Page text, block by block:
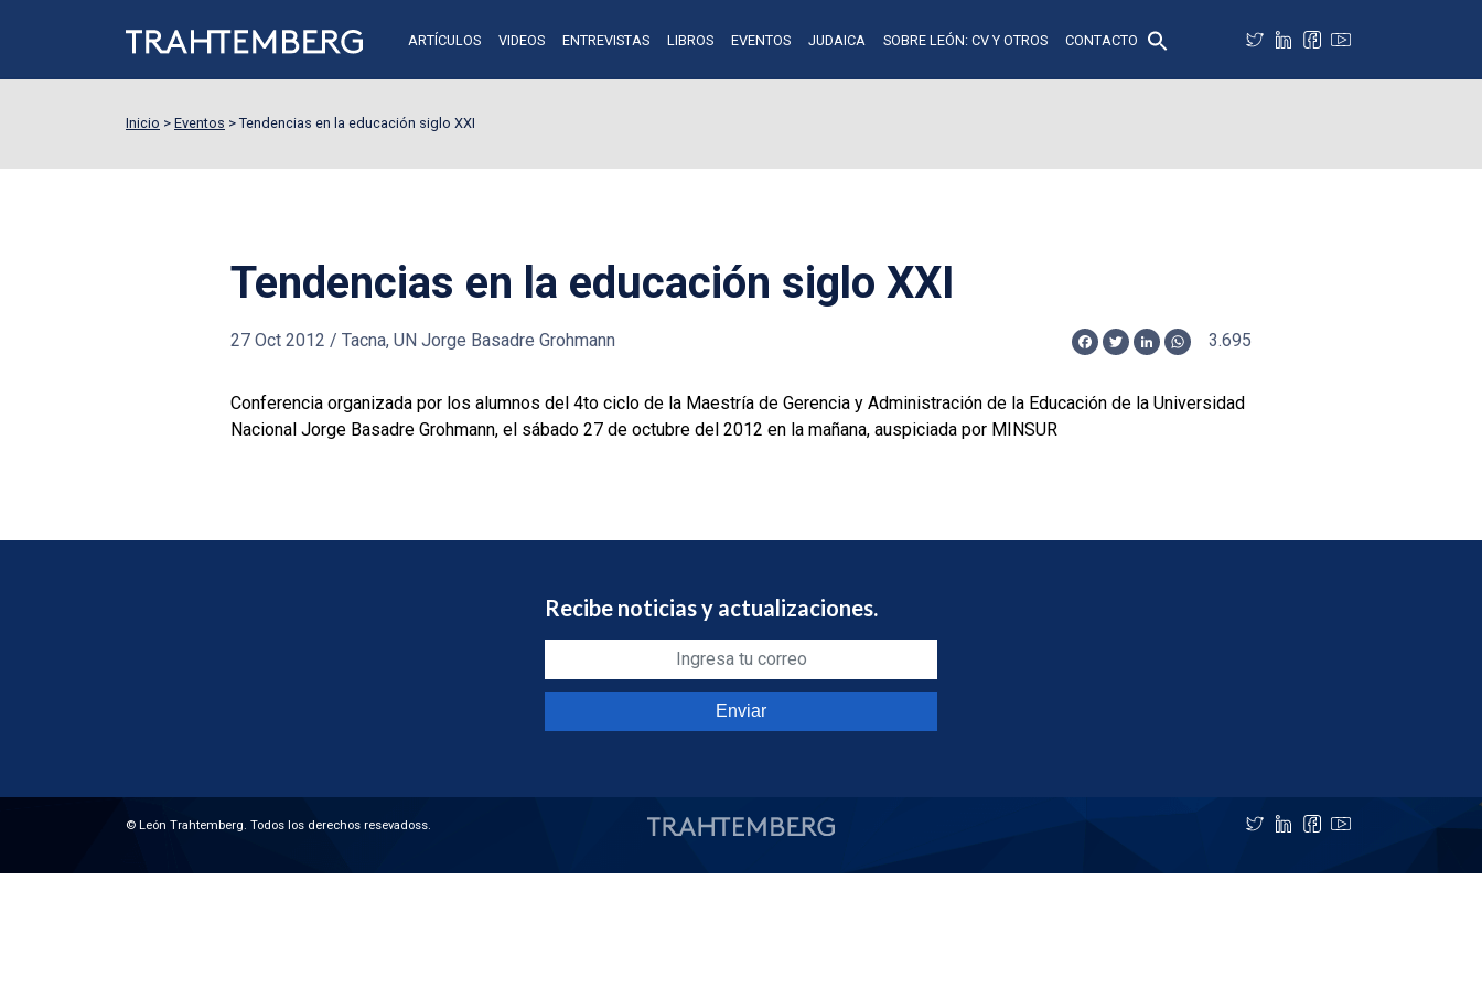
ARTÍCULOS VIDEOS ENTREVISTAS LIBROS EVENTOS JUDAICA SOBRE LEÓN: CV Y OTROS CONTACTO
Inicio > Eventos > Tendencias en la educación siglo XXI
Tendencias en la educación siglo XXI
27 Oct 2012 / Tacna, UN Jorge Basadre Grohmann
Facebook
TwitterLinkedInWhatsApp
3.695
Conferencia organizada por los alumnos del 4to ciclo de la Maestría de Gerencia y Administración de la Educación de la Universidad
Nacional Jorge Basadre Grohmann, el sábado 27 de octubre del 2012 en la mañana, auspiciada por MINSUR
Recibe noticias y actualizaciones.
© León Trahtemberg. Todos los derechos resevadoss.